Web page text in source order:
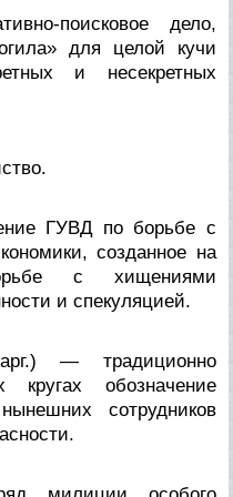
поисковое дело,
для целой кучи
и несекретных
ГУВД по борьбе с
созданное на
с хищениями
и спекуляцией.
— традиционно
кругах обозначение
сотрудников